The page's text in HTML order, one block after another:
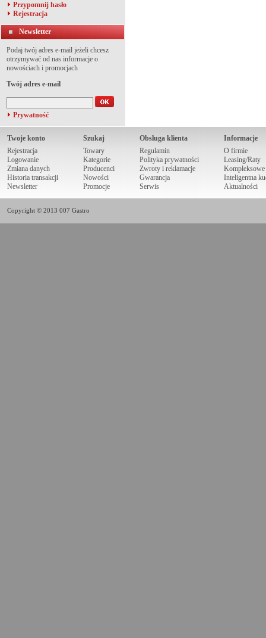
Przypomnij hasło
Rejestracja
Newsletter
Podaj twój adres e-mail jeżeli chcesz
otrzymywać od nas informacje o
nowościach i promocjach
Twój adres e-mail
Prywatność
Twoje konto
Rejestracja
Logowanie
Zmiana danych
Historia transakcji
Newsletter
Szukaj
Towary
Kategorie
Producenci
Nowości
Promocje
Obsługa klienta
Regulamin
Polityka prywatności
Zwroty i reklamacje
Gwarancja
Serwis
Informacje
O firmie
Leasing/Raty
Kompleksowe
Inteligentna
Aktualności
Copyright © 2013 007 Gastro